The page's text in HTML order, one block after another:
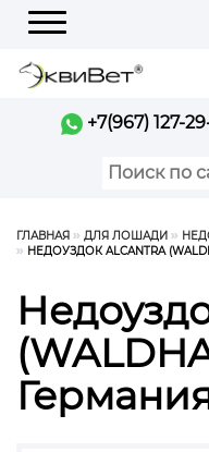
Меню
+7(967) 127-
ГЛАВНАЯ ДЛЯ ЛОШАДИ
НЕДОУЗДОК ALCANTRA